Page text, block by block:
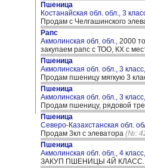
Пшеница
Костанайская обл. обл., 3
Продам с Челгашинского
Рапс
Акмолинская обл. обл., 2000
закупаем рапс с ТОО, КХ с
Пшеница
Акмолинская обл. обл., 3 класс,
Продам пшеницу мягкую 3
Пшеница
Акмолинская обл. обл., 3 класс,
Продам пшеницу, рядовой
Пшеница
Северо-Казахстанская обл.
Продам 3кл с элеватора (№:
Пшеница
Акмолинская обл. обл., 4 класс,
ЗАКУП ПШЕНИЦЫ 4Й